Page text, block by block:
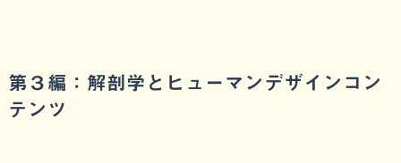
第３編：解剖学とヒューマンデザインコン
テンツ